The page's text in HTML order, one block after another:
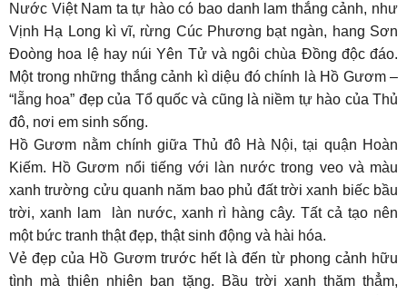
Nước Việt Nam ta tự hào có bao danh lam thắng cảnh, như
Vịnh Hạ Long kì vĩ, rừng Cúc Phương bạt ngàn, hang Sơn
Đoòng hoa lệ hay núi Yên Tử và ngôi chùa Đồng độc đáo.
Một trong những thắng cảnh kì diệu đó chính là Hồ Gươm –
“lẵng hoa” đẹp của Tổ quốc và cũng là niềm tự hào của Thủ
đô, nơi em sinh sống.
Hồ Gươm nằm chính giữa Thủ đô Hà Nội, tại quận Hoàn
Kiếm. Hồ Gươm nổi tiếng với làn nước trong veo và màu
xanh trường cửu quanh năm bao phủ đất trời xanh biếc bầu
trời, xanh lam làn nước, xanh rì hàng cây. Tất cả tạo nên
một bức tranh thật đẹp, thật sinh động và hài hóa.
Vẻ đẹp của Hồ Gươm trước hết là đến từ phong cảnh hữu
tình mà thiên nhiên ban tặng. Bầu trời xanh thăm thẳm,